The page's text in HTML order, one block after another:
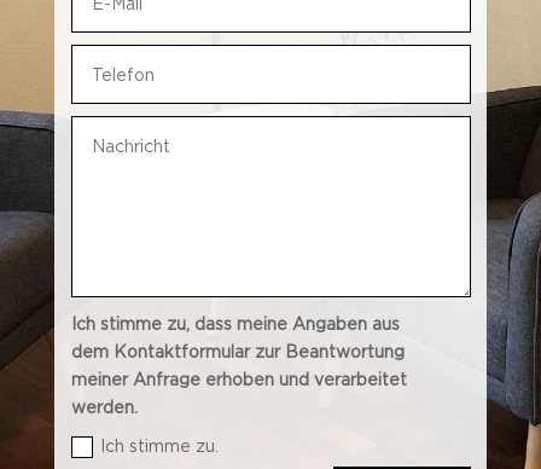
Ich stimme zu, dass meine Angaben aus
dem Kontaktformular zur Beantwortung
meiner Anfrage erhoben und verarbeitet
werden.
Ich stimme zu.